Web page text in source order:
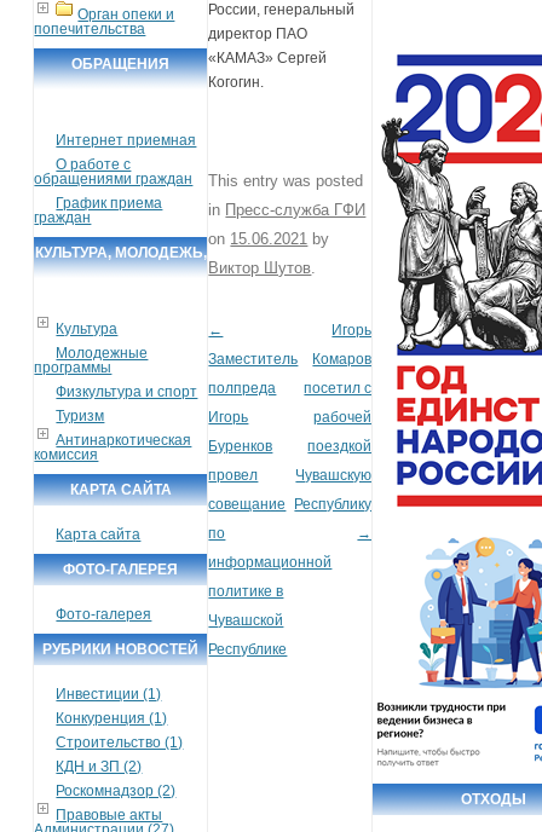
Орган опеки и
попечительства
ОБРАЩЕНИЯ
Интернет приемная
О работе с
обращениями граждан
График приема
граждан
КУЛЬТУРА, МОЛОДЕЖЬ,
Культура
Молодежные
программы
Физкультура и спорт
Туризм
Антинаркотическая
комиссия
КАРТА САЙТА
Карта сайта
ФОТО-ГАЛЕРЕЯ
Фото-галерея
РУБРИКИ НОВОСТЕЙ
Инвестиции (1)
Конкуренция (1)
Строительство (1)
КДН и ЗП (2)
Роскомнадзор (2)
Правовые акты
России, генеральный
директор ПАО
«КАМАЗ» Сергей
Когогин.
This entry was posted
in Пресс-служба ГФИ
on 15.06.2021 by
Виктор Шутов
Post navigation
←
Заместитель
полпреда
Игорь
Буренков
провел
совещание
по
информационной
политике в
Чувашской
Республике
Игорь
Комаров
посетил с
рабочей
поездкой
Чувашскую
Республику
→
ОТХОДЫ